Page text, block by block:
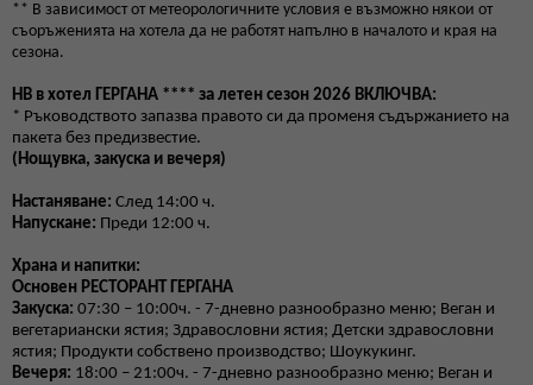
** В зависимост от метеорологичните условия е възможно някои от
съоръженията на хотела да не работят напълно в началото и края на
сезона.
HB в хотел ГЕРГАНА **** за летен сезон 2026 ВКЛЮЧВА:
* Ръководството запазва правото си да променя съдържанието на
пакета без предизвестие.
(Нощувка, закуска и вечеря)
Настаняване: След 14:00 ч.
Напускане: Преди 12:00 ч.
Храна и напитки:
Основен РЕСТОРАНТ ГЕРГАНА
Закуска: 07:30 – 10:00ч. - 7-дневно разнообразно меню; Веган и
вегетариански ястия; Здравословни ястия; Детски здравословни
ястия; Продукти собствено производство; Шоукукинг.
Вечеря: 18:00 – 21:00ч. - 7-дневно разнообразно меню; Веган и